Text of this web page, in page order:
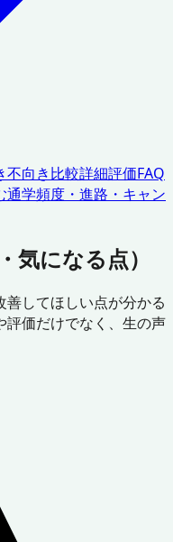
不向き比較詳細評価FAQ
通学頻度・進路・キャン
気になる点）
してほしい点が分かる
評価だけでなく、生の声